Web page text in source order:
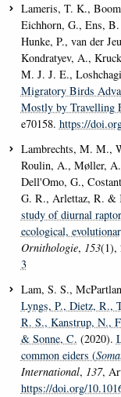
Lameris, T. K.,
Eichhorn, G., Ens,
Hunke, P., van der
Kondratyev, A.,
M. J. J. E.,
Migratory Birds
Mostly by Travelling
e70158. https://
Lambrechts, M. M.,
Roulin, A., Møller,
Dell'Omo, G.,
G. R., Arlettaz, R. &
study of diurnal
ecological,
Ornithologie, 153(1),
3
Lam, S. S.,
Lyngs, P., Dietz, R.,
R. S., Kanstrup, N.,
& Sonne, C. (2020).
common eiders (
International, 137,
https://doi.org/